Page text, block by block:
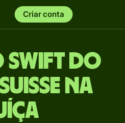
Criar conta
Swift do
na